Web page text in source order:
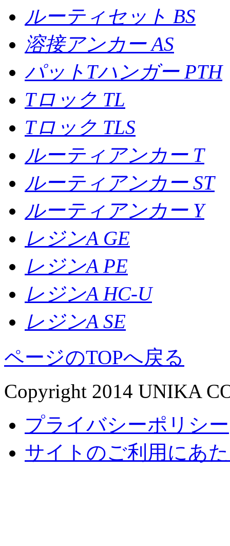
ルーティセット BS
溶接アンカー AS
パットTハンガー PTH
Tロック TL
Tロック TLS
ルーティアンカー T
ルーティアンカー ST
ルーティアンカー Y
レジンA GE
レジンA PE
レジンA HC-U
レジンA SE
ページのTOPへ戻る
Copyright 2014 UNIKA
プライバシーポリシー
サイトのご利用にあ